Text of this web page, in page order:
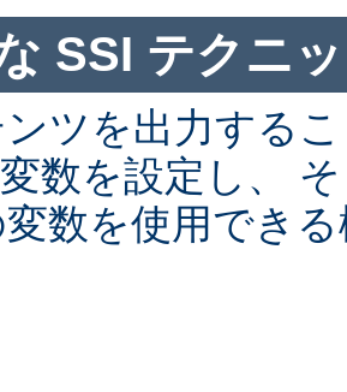
SSI テクニ
ンツを出力する
数を設定し、
数を使用でき